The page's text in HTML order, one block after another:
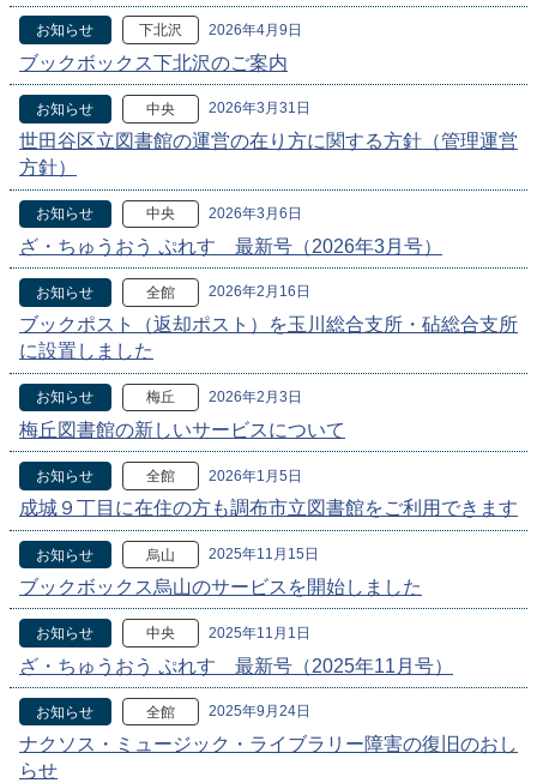
お知らせ 下北沢 2026年4月9日
ブックボックス下北沢のご案内
お知らせ 中央 2026年3月31日
世田谷区立図書館の運営の在り方に関する方針（管理運営
方針）
お知らせ 中央 2026年3月6日
ざ・ちゅうおう ぷれす 最新号（2026年3月号）
お知らせ 全館 2026年2月16日
ブックポスト（返却ポスト）を玉川総合支所・砧総合支所
に設置しました
お知らせ 梅丘 2026年2月3日
梅丘図書館の新しいサービスについて
お知らせ 全館 2026年1月5日
成城９丁目に在住の方も調布市立図書館をご利用できます
お知らせ 烏山 2025年11月15日
ブックボックス烏山のサービスを開始しました
お知らせ 中央 2025年11月1日
ざ・ちゅうおう ぷれす 最新号（2025年11月号）
お知らせ 全館 2025年9月24日
ナクソス・ミュージック・ライブラリー障害の復旧のおし
らせ